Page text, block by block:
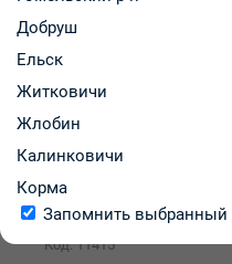
Ко-тримоксазол
ОАО "Борисовский завод
Код: 11415
Добруш
Ельск
Житковичи
Жлобин
Калинковичи
Корма
Запомнить